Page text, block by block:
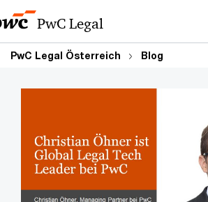
PwC Legal
PwC Legal Österreich Blog